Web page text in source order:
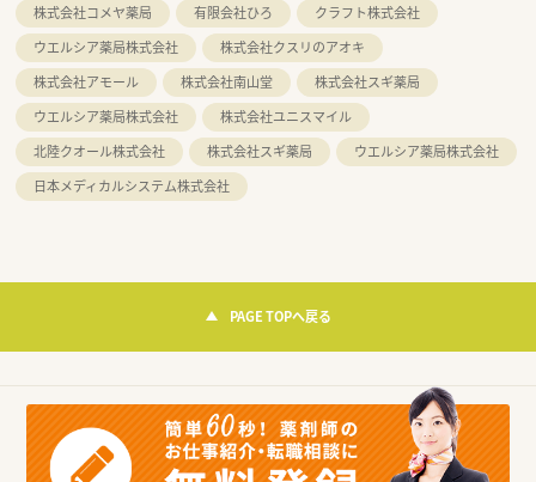
株式会社コメヤ薬局 有限会社ひろ
クラフト株式会社
ウエルシア薬局株式会社
株式会社クスリのアオキ
株式会社アモール
株式会社南山堂
株式会社スギ薬局
ウエルシア薬局株式会社
株式会社ユニスマイル
北陸クオール株式会社
株式会社スギ薬局
ウエルシア薬局株式会社
日本メディカルシステム株式会社
PAGE TOPへ戻る